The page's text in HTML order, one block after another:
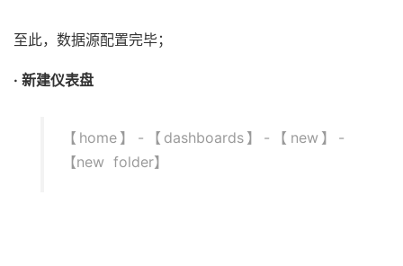
至此，数据源配置完毕；
· 新建仪表盘
【home】-【dashboards】-【new】-
【new folder】